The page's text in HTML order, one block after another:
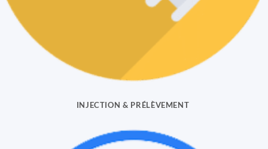
INJECTION & PRÉLÈVEMENT